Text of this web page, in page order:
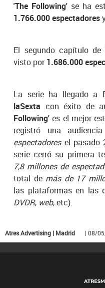
'The Following' se ha
1.766.000 espectadores
El segundo capítulo
visto por1.686.000
La serie ha llegado a
laSexta con éxito de
Following' es el mejor
registró una
espectadoresel pasado
serie cerró su primera
7,8 millones de
total de más de 17
las plataformas en las
DVDR, web, etc).
Atres Advertising | Madrid | 08/